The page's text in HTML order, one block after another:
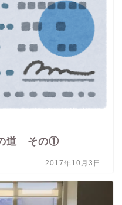
の道 その①
2017年10月3日